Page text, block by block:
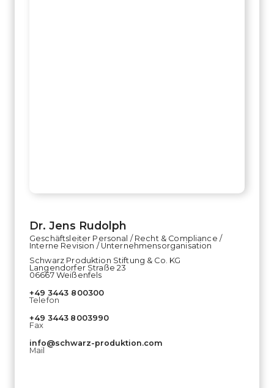
Dr. Jens Rudolph
Geschäftsleiter Personal / Recht & Compliance /
Interne Revision / Unternehmensorganisation
Schwarz Produktion Stiftung & Co. KG
Langendorfer Straße 23
06667 Weißenfels
+49 3443 800300
Telefon
+49 3443 8003990
Fax
info@schwarz-produktion.com
Mail